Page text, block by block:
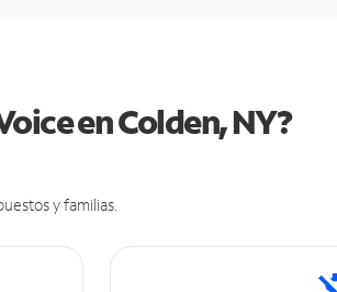
en Colden, NY?
y familias.